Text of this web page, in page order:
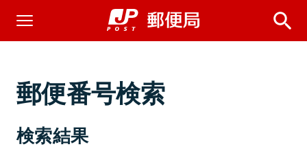
郵便番号検索
検索結果